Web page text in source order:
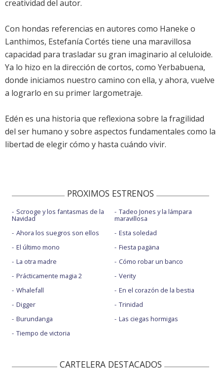
creatividad del autor.
Con hondas referencias en autores como Haneke o
Lanthimos, Estefanía Cortés tiene una maravillosa
capacidad para trasladar su gran imaginario al celuloide.
Ya lo hizo en la dirección de cortos, como Yerbabuena,
donde iniciamos nuestro camino con ella, y ahora, vuelve
a lograrlo en su primer largometraje.
Edén es una historia que reflexiona sobre la fragilidad
del ser humano y sobre aspectos fundamentales como la
libertad de elegir cómo y hasta cuándo vivir.
PROXIMOS ESTRENOS
Scrooge y los fantasmas de la
Navidad
Ahora los suegros son ellos
El último mono
La otra madre
Prácticamente magia 2
Whalefall
Digger
Burundanga
Tiempo de victoria
Tadeo Jones y la lámpara
maravillosa
Esta soledad
Fiesta pagäna
Cómo robar un banco
Verity
En el corazón de la bestia
Trinidad
Las ciegas hormigas
CARTELERA DESTACADOS